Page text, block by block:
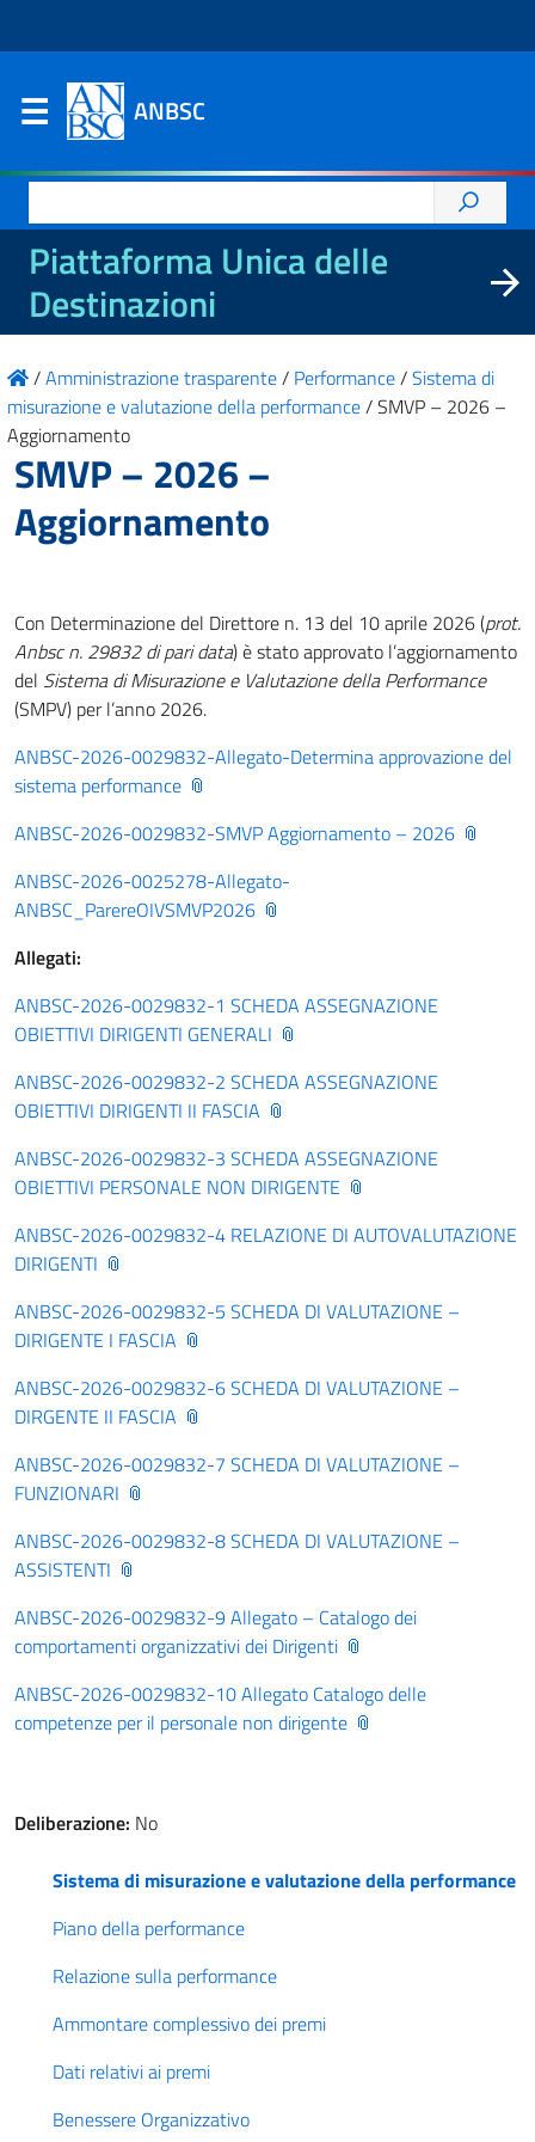
ANBSC
per:
Piattaforma Unica delle
Destinazioni
/Amministrazione trasparente/ Performance/Sistema di
misurazione e valutazione della performance/SMVP – 2026 –
Aggiornamento
SMVP – 2026 –
Aggiornamento
Con Determinazione del Direttore n. 13 del 10 aprile 2026 (prot.
Anbsc n. 29832 di pari data) è stato approvato l’aggiornamento
del Sistema di Misurazione e Valutazione della Performance
(SMPV) per l’anno 2026.
ANBSC-2026-0029832-Allegato-Determina approvazione del
sistema performance
ANBSC-2026-0029832-SMVP Aggiornamento – 2026
ANBSC-2026-0025278-Allegato-
ANBSC_ParereOIVSMVP2026
Allegati:
ANBSC-2026-0029832-1 SCHEDA ASSEGNAZIONE
OBIETTIVI DIRIGENTI GENERALI
ANBSC-2026-0029832-2 SCHEDA ASSEGNAZIONE
OBIETTIVI DIRIGENTI II FASCIA
ANBSC-2026-0029832-3 SCHEDA ASSEGNAZIONE
OBIETTIVI PERSONALE NON DIRIGENTE
ANBSC-2026-0029832-4 RELAZIONE DI AUTOVALUTAZIONE
DIRIGENTI
ANBSC-2026-0029832-5 SCHEDA DI VALUTAZIONE –
DIRIGENTE I FASCIA
ANBSC-2026-0029832-6 SCHEDA DI VALUTAZIONE –
DIRGENTE II FASCIA
ANBSC-2026-0029832-7 SCHEDA DI VALUTAZIONE –
FUNZIONARI
ANBSC-2026-0029832-8 SCHEDA DI VALUTAZIONE –
ASSISTENTI
ANBSC-2026-0029832-9 Allegato – Catalogo dei
comportamenti organizzativi dei Dirigenti
ANBSC-2026-0029832-10 Allegato Catalogo delle
competenze per il personale non dirigente
Deliberazione: No
Sistema di misurazione e valutazione della performance
Piano della performance
Relazione sulla performance
Ammontare complessivo dei premi
Dati relativi ai premi
Benessere Organizzativo